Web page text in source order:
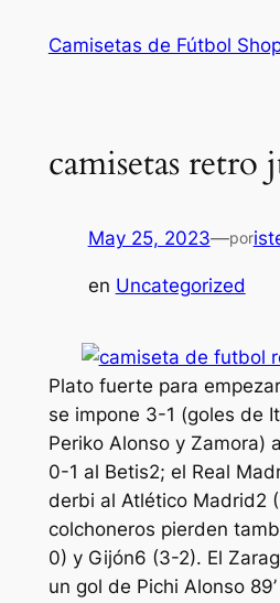
Camisetas de Fútbol
camisetas retro
May 25, 2023—por
en Uncategorized
Plato fuerte para
se impone 3-1 (goles de
Periko Alonso y Zamora)
0-1 al Betis2; el Real
derbi al Atlético Madrid2
colchoneros pierden
0) y Gijón6 (3-2). El
un gol de Pichi Alonso